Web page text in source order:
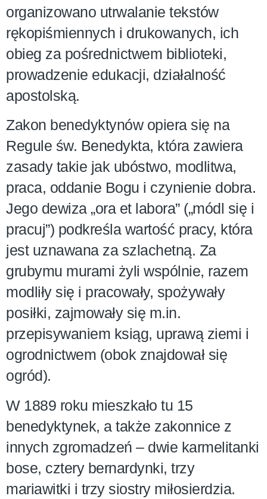
organizowano utrwalanie tekstów
rękopiśmiennych i drukowanych, ich
obieg za pośrednictwem biblioteki,
prowadzenie edukacji, działalność
apostolską.
Zakon benedyktynów opiera się na
Regule św. Benedykta, która zawiera
zasady takie jak ubóstwo, modlitwa,
praca, oddanie Bogu i czynienie dobra.
Jego dewiza „ora et labora” („módl się i
pracuj”) podkreśla wartość pracy, która
jest uznawana za szlachetną. Za
grubymu murami żyli wspólnie, razem
modliły się i pracowały, spożywały
posiłki, zajmowały się m.in.
przepisywaniem ksiąg, uprawą ziemi i
ogrodnictwem (obok znajdował się
ogród).
W 1889 roku mieszkało tu 15
benedyktynek, a także zakonnice z
innych zgromadzeń – dwie karmelitanki
bose, cztery bernardynki, trzy
mariawitki i trzy siostry miłosierdzia.